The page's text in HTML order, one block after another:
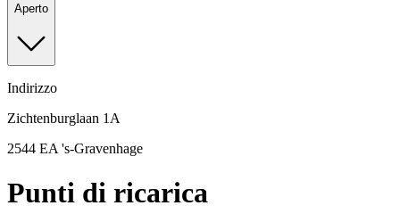
Aperto
Indirizzo
Zichtenburglaan 1A
2544 EA 's-Gravenhage
Punti di ricarica